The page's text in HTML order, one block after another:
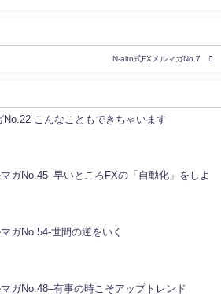
N-aito式FXメルマガNo.7
No.22-こんなこともできちゃいます
ガNo.45–早いところFXの「自動化」をしよ
ガNo.54-世間の逆をいく
ガNo.48–有事の時こそアップトレンド